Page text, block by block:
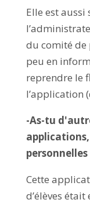
Elle est
du comité
peu en
reprendre le
l’application
-As-tu
personnelles
Cette
d’élèves